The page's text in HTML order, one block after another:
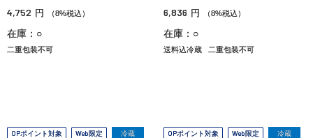
4,752 円 （8%税込）
在庫：○
二重包装不可
6,836 円 （8%税込）
在庫：○
送料込冷蔵 二重包装不可
OPポイント対象 Web限定 冷蔵 OPポイント対象 Web限定 冷蔵